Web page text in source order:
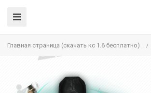
Главная страница (скачать кс 1.6 бесплатно) /